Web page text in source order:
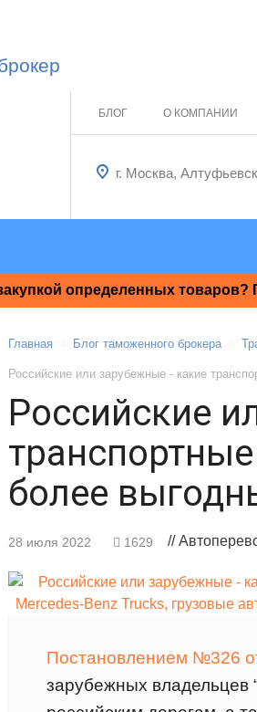
г. Москва,
БЛОГ О КОМПАНИИ
определенных
Главная Блог таможенного брокера
Российские или зарубежные - какие
Российские
более
28 июля 2022 1629 //
Постановлением №326
зарубежных владельцев